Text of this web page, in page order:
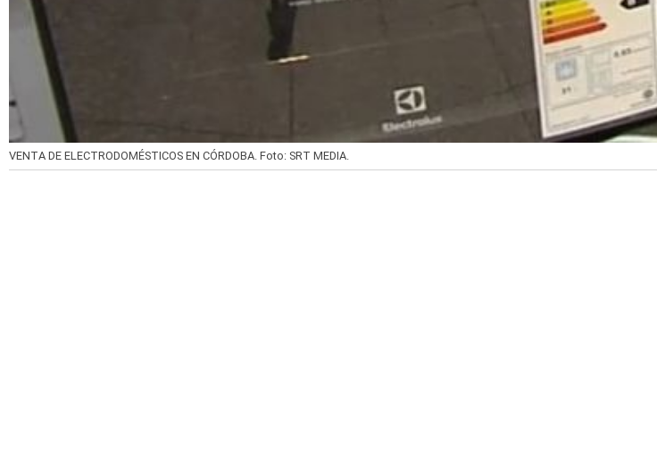
VENTA DE ELECTRODOMÉSTICOS EN CÓRDOBA. Foto: SRT MEDIA.